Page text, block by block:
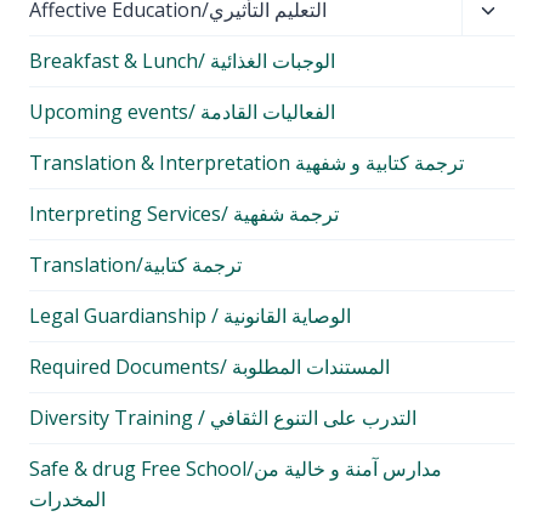
Affective Education/التعليم التأثيري
Breakfast & Lunch/ الوجبات الغذائية
Upcoming events/ الفعاليات القادمة
Translation & Interpretation ترجمة كتابية و شفهية
Interpreting Services/ ترجمة شفهية
Translation/ترجمة كتابية
Legal Guardianship / الوصاية القانونية
Required Documents/ المستندات المطلوبة
Diversity Training / التدرب على التنوع الثقافي
Safe & drug Free School/مدارس آمنة و خالية من
المخدرات